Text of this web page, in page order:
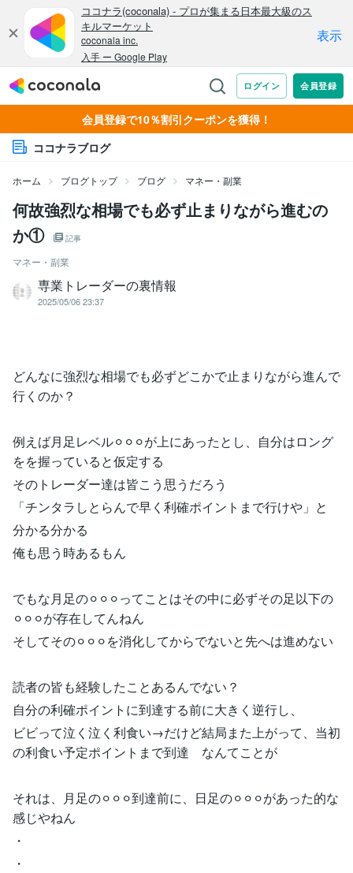
会員登録で10％割引クーポンを獲得！
ココナラブログ
ホーム ブログトップ ブログ マネー・副業
何故強烈な相場でも必ず止まりながら進むの
か①
記事
マネー・副業
専業トレーダーの裏情報
2025/05/06 23:37
どんなに強烈な相場でも必ずどこかで止まりながら進んで
行くのか？
例えば月足レベル⚪︎⚪︎⚪︎が上にあったとし、自分はロング
をを握っていると仮定する
そのトレーダー達は皆こう思うだろう
「チンタラしとらんで早く利確ポイントまで行けや」と
分かる分かる
俺も思う時あるもん
でもな月足の⚪︎⚪︎⚪︎ってことはその中に必ずその足以下の
⚪︎⚪︎⚪︎が存在してんねん
そしてその⚪︎⚪︎⚪︎を消化してからでないと先へは進めない
読者の皆も経験したことあるんでない？
自分の利確ポイントに到達する前に大きく逆行し、
ビビって泣く泣く利食い→だけど結局また上がって、当初
の利食い予定ポイントまで到達 なんてことが
それは、月足の⚪︎⚪︎⚪︎到達前に、日足の⚪︎⚪︎⚪︎があった的な
感じやねん
・
・